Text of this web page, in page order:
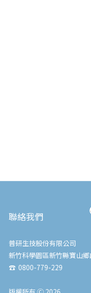
聯絡我們
普研生技股份有限公司
新竹科學園區新竹縣寶山鄉
☎ 0800-779-229